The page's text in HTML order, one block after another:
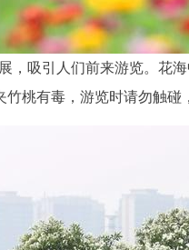
吸引人们前来游览。花
桃有毒，游览时请勿触碰